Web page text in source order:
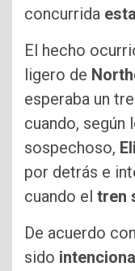
concurrida
El hecho
ligero de
esperaba un
cuando, según
sospechoso,
por detrás e
cuando el tren
De acuerdo
sido